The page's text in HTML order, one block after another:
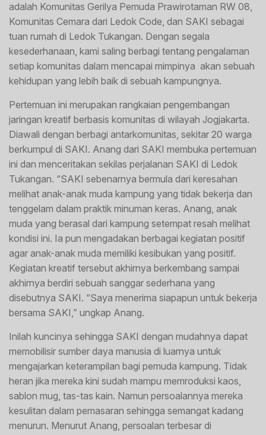
adalah Komunitas Gerilya Pemuda Prawirotaman RW 08,
Komunitas Cemara dari Ledok Code, dan SAKI sebagai
tuan rumah di Ledok Tukangan. Dengan segala
kesederhanaan, kami saling berbagi tentang pengalaman
setiap komunitas dalam mencapai mimpinya akan sebuah
kehidupan yang lebih baik di sebuah kampungnya.
Pertemuan ini merupakan rangkaian pengembangan
jaringan kreatif berbasis komunitas di wilayah Jogjakarta.
Diawali dengan berbagi antarkomunitas, sekitar 20 warga
berkumpul di SAKI. Anang dari SAKI membuka pertemuan
ini dan menceritakan sekilas perjalanan SAKI di Ledok
Tukangan. “SAKI sebenarnya bermula dari keresahan
melihat anak-anak muda kampung yang tidak bekerja dan
tenggelam dalam praktik minuman keras. Anang, anak
muda yang berasal dari kampung setempat resah melihat
kondisi ini. Ia pun mengadakan berbagai kegiatan positif
agar anak-anak muda memiliki kesibukan yang positif.
Kegiatan kreatif tersebut akhirnya berkembang sampai
akhirnya berdiri sebuah sanggar sederhana yang
disebutnya SAKI. “Saya menerima siapapun untuk bekerja
bersama SAKI,” ungkap Anang.
Inilah kuncinya sehingga SAKI dengan mudahnya dapat
memobilisir sumber daya manusia di luarnya untuk
mengajarkan keterampilan bagi pemuda kampung. Tidak
heran jika mereka kini sudah mampu memroduksi kaos,
sablon mug, tas-tas kain. Namun persoalannya mereka
kesulitan dalam pemasaran sehingga semangat kadang
menurun. Menurut Anang, persoalan terbesar di